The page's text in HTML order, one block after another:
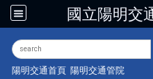
國立陽明交
陽明交通首頁 陽明交通管院